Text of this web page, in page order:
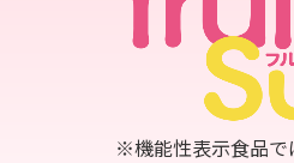
ミツカングループにつ
※機能性表示食品で